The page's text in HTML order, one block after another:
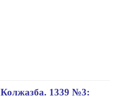
Колжазба. 1339 №3: